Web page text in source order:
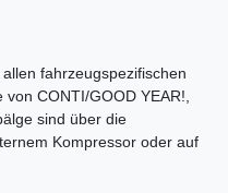
fahrzeugspezifischen
CONTI/GOOD YEAR!,
sind über die
Kompressor oder auf